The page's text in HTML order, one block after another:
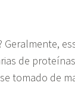
Geralmente,
de
tomado de